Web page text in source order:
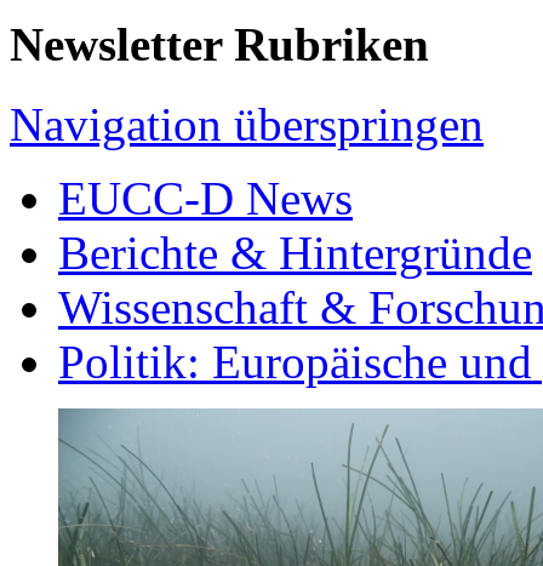
Newsletter Rubriken
Navigation überspringen
EUCC-D News
Berichte & Hintergründe
Wissenschaft &
Politik: Europäische